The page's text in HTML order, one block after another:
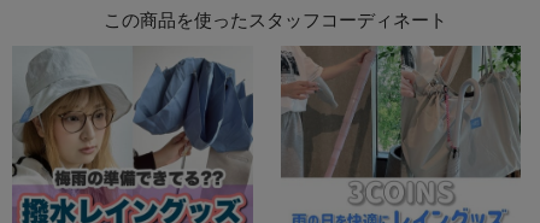
この商品を使ったスタッフコーディネート